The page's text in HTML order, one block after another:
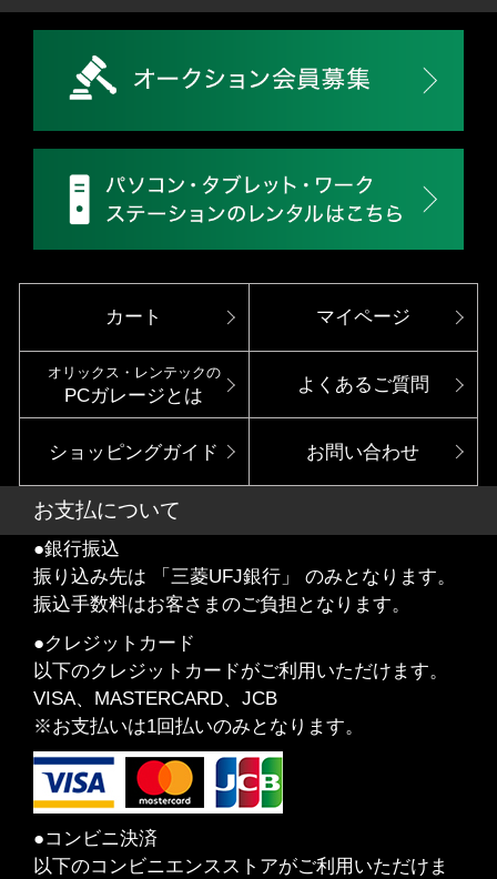
カート マイページ
オリックス・レンテックの
PCガレージとは
よくあるご質問
ショッピングガイド お問い合わせ
お支払について
●銀行振込
振り込み先は 「三菱UFJ銀行」 のみとなります。
振込手数料はお客さまのご負担となります。
●クレジットカード
以下のクレジットカードがご利用いただけます。
VISA、MASTERCARD、JCB
※お支払いは1回払いのみとなります。
●コンビニ決済
以下のコンビニエンスストアがご利用いただけま